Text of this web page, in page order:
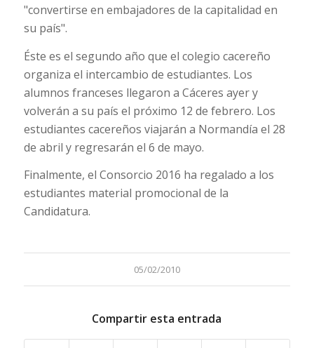
"convertirse en embajadores de la capitalidad en
su país".
Éste es el segundo año que el colegio cacereño
organiza el intercambio de estudiantes. Los
alumnos franceses llegaron a Cáceres ayer y
volverán a su país el próximo 12 de febrero. Los
estudiantes cacereños viajarán a Normandía el 28
de abril y regresarán el 6 de mayo.
Finalmente, el Consorcio 2016 ha regalado a los
estudiantes material promocional de la
Candidatura.
05/02/2010
Compartir esta entrada